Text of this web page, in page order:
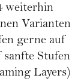
weiterhin
Varianten
gerne auf
Stufen
Layers)